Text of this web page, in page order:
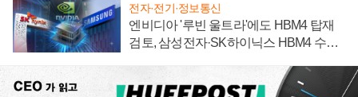
전자·전기·정보통신
엔비디아 '루빈 울트라'에도 HBM4 탑재
검토, 삼성전자·SK하이닉스 HBM4 수율